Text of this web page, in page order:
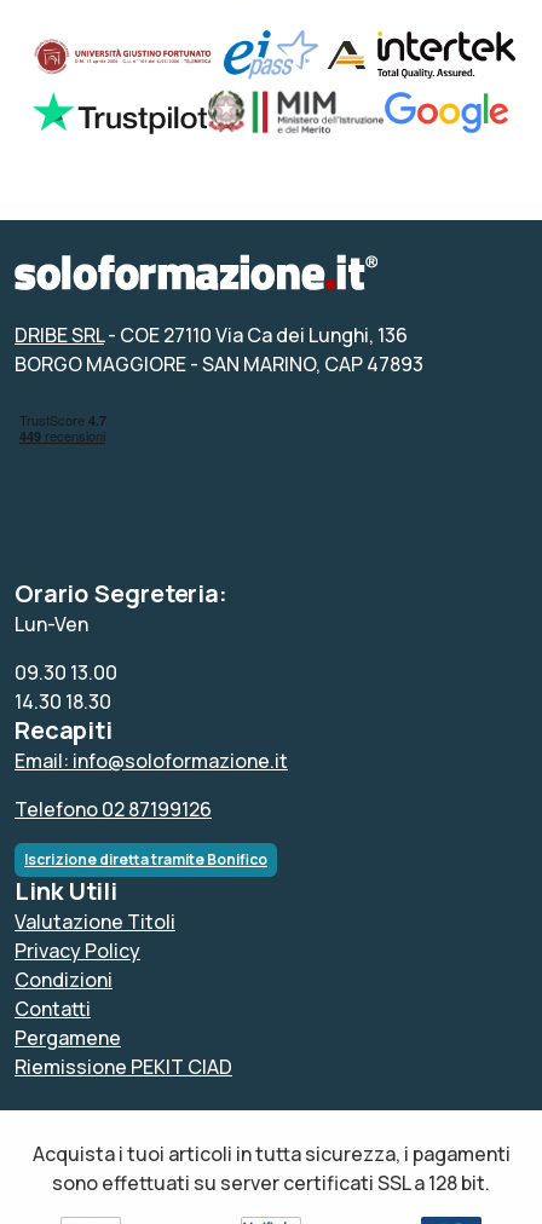
DRIBE SRL- COE 27110 Via Ca dei Lunghi, 136
BORGO MAGGIORE - SAN MARINO, CAP 47893
Orario Segreteria:
Lun-Ven
09.30 13.00
14.30 18.30
Recapiti
Email: info@soloformazione.it
Telefono 02 87199126
Iscrizione diretta tramite Bonifico
Link Utili
Valutazione Titoli
Privacy Policy
Condizioni
Contatti
Pergamene
Riemissione PEKIT CIAD
Acquista i tuoi articoli in tutta sicurezza, i pagamenti
sono effettuati su server certificati SSL a 128 bit.